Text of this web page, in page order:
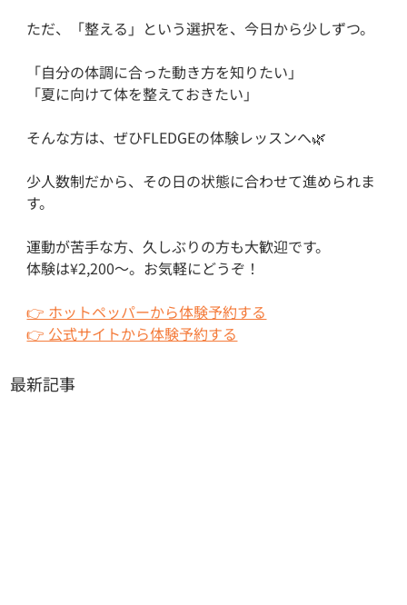
ただ、「整える」という選択を、今日から少しずつ。
「自分の体調に合った動き方を知りたい」
「夏に向けて体を整えておきたい」
そんな方は、ぜひFLEDGEの体験レッスンへ🌿
少人数制だから、その日の状態に合わせて進められま
す。
運動が苦手な方、久しぶりの方も大歓迎です。
体験は¥2,200〜。お気軽にどうぞ！
👉 ホットペッパーから体験予約する
👉 公式サイトから体験予約する
最新記事